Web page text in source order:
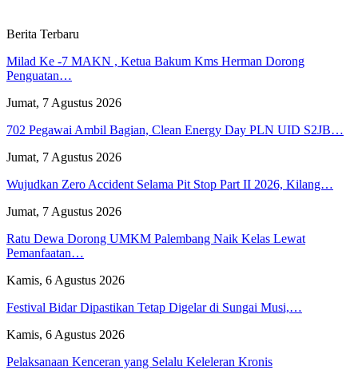
Berita Terbaru
Milad Ke -7 MAKN , Ketua Bakum Kms Herman Dorong
Penguatan…
Jumat, 7 Agustus 2026
702 Pegawai Ambil Bagian, Clean Energy Day PLN UID S2JB…
Jumat, 7 Agustus 2026
Wujudkan Zero Accident Selama Pit Stop Part II 2026, Kilang…
Jumat, 7 Agustus 2026
Ratu Dewa Dorong UMKM Palembang Naik Kelas Lewat
Pemanfaatan…
Kamis, 6 Agustus 2026
Festival Bidar Dipastikan Tetap Digelar di Sungai Musi,…
Kamis, 6 Agustus 2026
Pelaksanaan Kenceran yang Selalu Keleleran Kronis